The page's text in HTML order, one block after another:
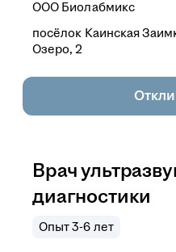
ООО Биолабмикс
посёлок Каинская
Озеро, 2
Врач
диагностики
Опыт 3-6 лет